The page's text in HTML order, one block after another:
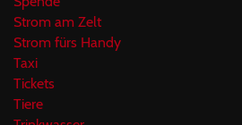
Strom am Zelt
Strom fürs Handy
Taxi
Tickets
Tiere